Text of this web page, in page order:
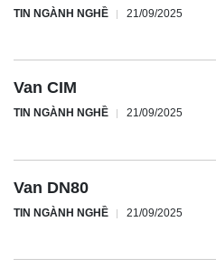
TIN NGÀNH NGHỀ 21/09/2025
Van CIM
TIN NGÀNH NGHỀ 21/09/2025
Van DN80
TIN NGÀNH NGHỀ 21/09/2025